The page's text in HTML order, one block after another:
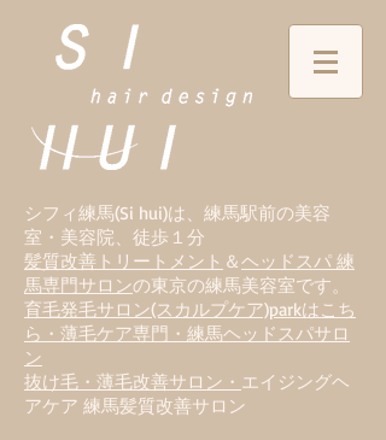
シフィ練馬(Si hui)は、 練馬駅前の美容
室・美容院、徒歩１分
髪質改善トリートメント ＆ヘッドスパ 練
馬専門サロンの東京の練馬美容室です。
育毛発毛サロン(スカルプケア)parkはこち
ら・薄毛ケア専門・練馬ヘッドスパサロ
ン
抜け毛・薄毛改善サロン・ エイジングヘ
アケア 練馬髪質改善サロン